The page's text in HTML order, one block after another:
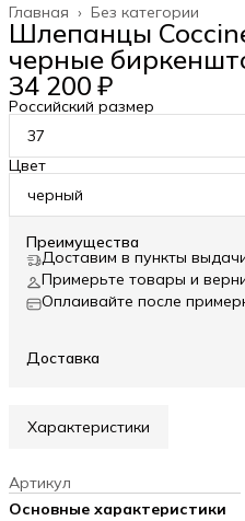
Без категории
Главная ›
Шлепанцы
черные
34 200 ₽
Российский размер
37
Цвет
черный
Преимущества
Доставим в пункты
Примерьте товары и
Оплаивайте после
Доставка
Характеристики
Артикул
Основные характеристики